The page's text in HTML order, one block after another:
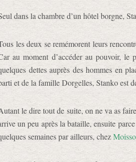
dans la chambre d’un hôtel borgne,
les deux se remémorent leurs
au moment d’accéder au pouvoir, le
dettes auprès des hommes en
et de la famille Dorgelles, Stanko est
le dire tout de suite, on ne va as
un peu après la bataille, ensuite
semaines par ailleurs, chez